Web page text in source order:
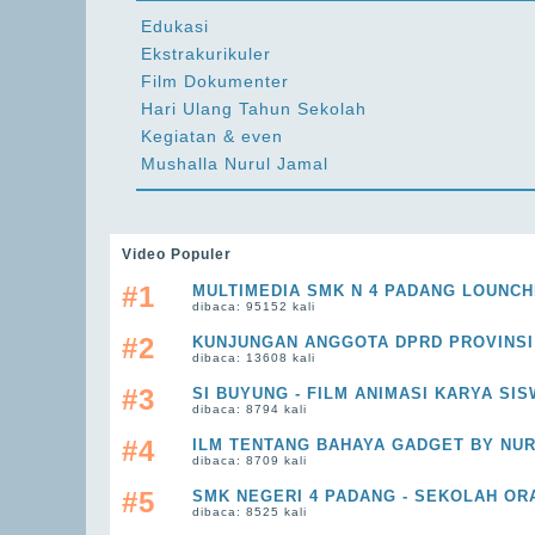
Edukasi
Ekstrakurikuler
Film Dokumenter
Hari Ulang Tahun Sekolah
Kegiatan & even
Mushalla Nurul Jamal
Video Populer
#1 MULTIMEDIA SMK N 4 PADANG
dibaca: 95152 kali
#2 KUNJUNGAN ANGGOTA DPRD
dibaca: 13608 kali
#3 SI BUYUNG - FILM ANIMASI KARYA
dibaca: 8794 kali
#4 ILM TENTANG BAHAYA GADGET BY
dibaca: 8709 kali
#5 SMK NEGERI 4 PADANG - SEKOLAH
dibaca: 8525 kali